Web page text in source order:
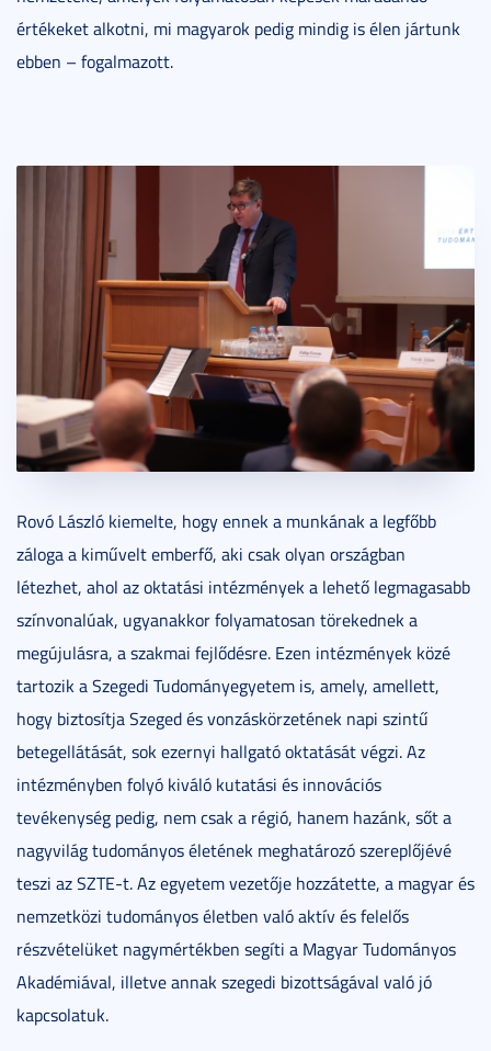
értékeket alkotni, mi magyarok pedig mindig is élen jártunk
ebben – fogalmazott.
Rovó László kiemelte, hogy ennek a munkának a legfőbb
záloga a kiművelt emberfő, aki csak olyan országban
létezhet, ahol az oktatási intézmények a lehető legmagasabb
színvonalúak, ugyanakkor folyamatosan törekednek a
megújulásra, a szakmai fejlődésre. Ezen intézmények közé
tartozik a Szegedi Tudományegyetem is, amely, amellett,
hogy biztosítja Szeged és vonzáskörzetének napi szintű
betegellátását, sok ezernyi hallgató oktatását végzi. Az
intézményben folyó kiváló kutatási és innovációs
tevékenység pedig, nem csak a régió, hanem hazánk, sőt a
nagyvilág tudományos életének meghatározó szereplőjévé
teszi az SZTE-t. Az egyetem vezetője hozzátette, a magyar és
nemzetközi tudományos életben való aktív és felelős
részvételüket nagymértékben segíti a Magyar Tudományos
Akadémiával, illetve annak szegedi bizottságával való jó
kapcsolatuk.